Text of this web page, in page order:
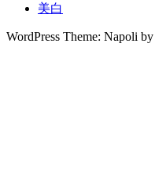
ン
美白
WordPress Theme: Napoli by